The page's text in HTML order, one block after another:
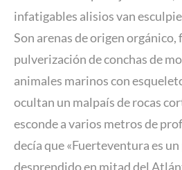
infatigables alisios van
Son arenas de origen orgánico,
pulverización de conchas de
animales marinos con
ocultan un malpaís de rocas
esconde a varios metros de
decía que «Fuerteventura es
desprendido en mitad del